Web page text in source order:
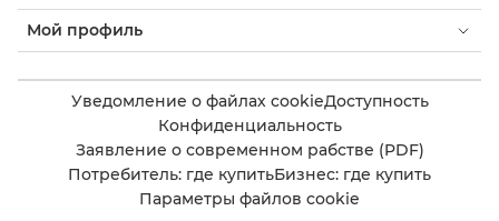
Мой профиль
Уведомление о файлах cookieДоступность
Конфиденциальность
Заявление о современном рабстве (PDF)
Потребитель: где купитьБизнес: где купить
Параметры файлов cookie